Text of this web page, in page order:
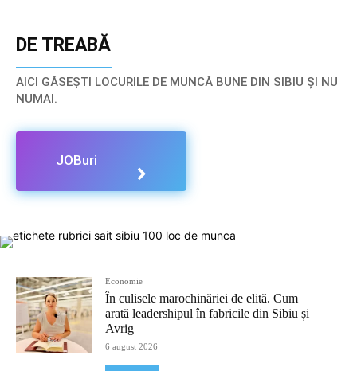
DE TREABĂ
AICI GĂSEȘTI LOCURILE DE MUNCĂ BUNE DIN SIBIU ȘI NU
NUMAI.
JOBuri
Economie
În culisele marochinăriei de elită. Cum
arată leadershipul în fabricile din Sibiu și
Avrig
6 august 2026